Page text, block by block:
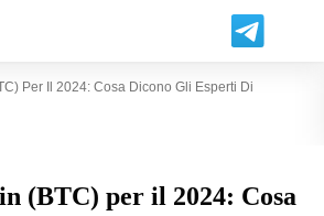
Per Il 2024: Cosa Dicono Gli Esperti Di
(BTC) per il 2024: Cosa